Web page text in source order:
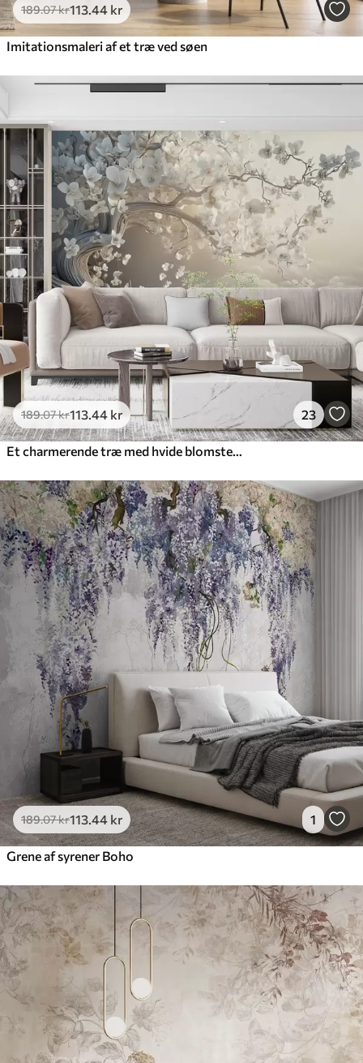
189.07kr113 .44 kr
Imitationsmaleri af et træ ved søen
189.07kr113 .44 kr 23
189.07kr113 .44 kr 1
Grene af syrener Boho